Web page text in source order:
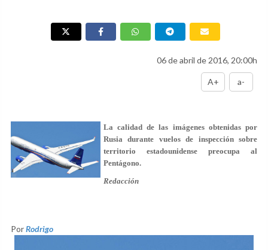
06 de abril de 2016, 20:00h
A+ a-
La calidad de las imágenes obtenidas por
Rusia durante vuelos de inspección sobre
territorio estadounidense preocupa al
Pentágono.
Redacción
PorRodrigo